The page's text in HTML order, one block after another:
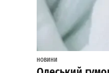
НОВИНИ